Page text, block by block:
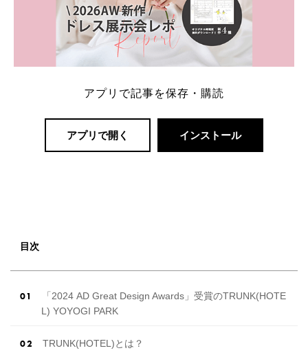
アプリで記事を保存・購読
アプリで開く インストール
目次
「2024 AD Great Design Awards」受賞のTRUNK(HOTE
L) YOYOGI PARK
TRUNK(HOTEL)とは？